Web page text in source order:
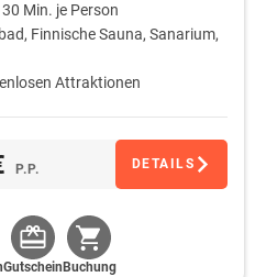
Min. je Person
Finnische Sauna, Sanarium,
Attraktionen
P.P. DETAILS
Gutschein Buchung